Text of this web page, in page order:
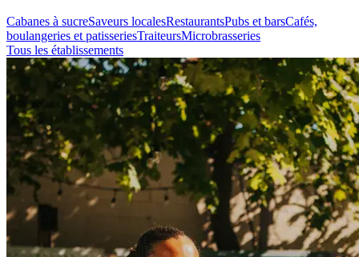
Cabanes à sucreSaveurs localesRestaurantsPubs et barsCafés,
boulangeries et patisseriesTraiteursMicrobrasseries
Tous les établissements